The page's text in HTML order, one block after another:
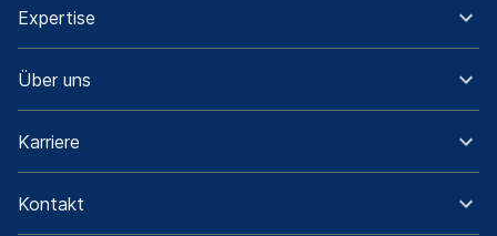
Expertise
Über uns
Karriere
Kontakt